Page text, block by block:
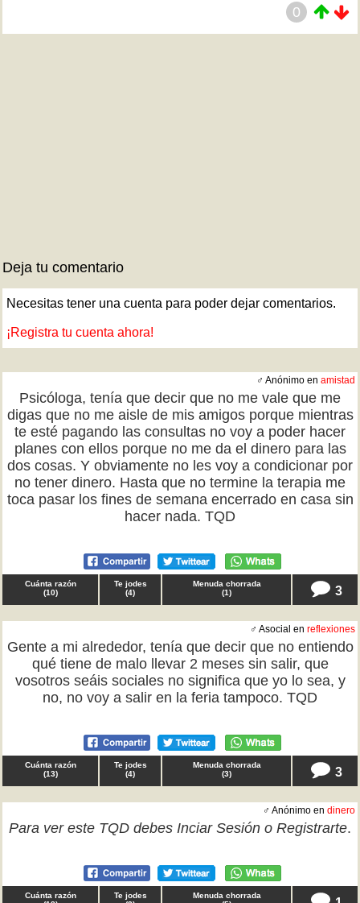
0
Deja tu comentario
Necesitas tener una cuenta para poder dejar comentarios.
¡Registra tu cuenta ahora!
♂ Anónimo en amistad
Psicóloga, tenía que decir que no me vale que me
digas que no me aisle de mis amigos porque mientras
te esté pagando las consultas no voy a poder hacer
planes con ellos porque no me da el dinero para las
dos cosas. Y obviamente no les voy a condicionar por
no tener dinero. Hasta que no termine la terapia me
toca pasar los fines de semana encerrado en casa sin
hacer nada. TQD
Cuánta razón
(10)
Te jodes
(4)
Menuda chorrada
(1) 3
♂ Asocial en reflexiones
Gente a mi alrededor, tenía que decir que no entiendo
qué tiene de malo llevar 2 meses sin salir, que
vosotros seáis sociales no significa que yo lo sea, y
no, no voy a salir en la feria tampoco. TQD
Cuánta razón
(13)
Te jodes
(4)
Menuda chorrada
(3) 3
♂ Anónimo en dinero
Para ver este TQD debes Inciar Sesión o Registrarte.
Cuánta razón
Te jodes
Menuda chorrada